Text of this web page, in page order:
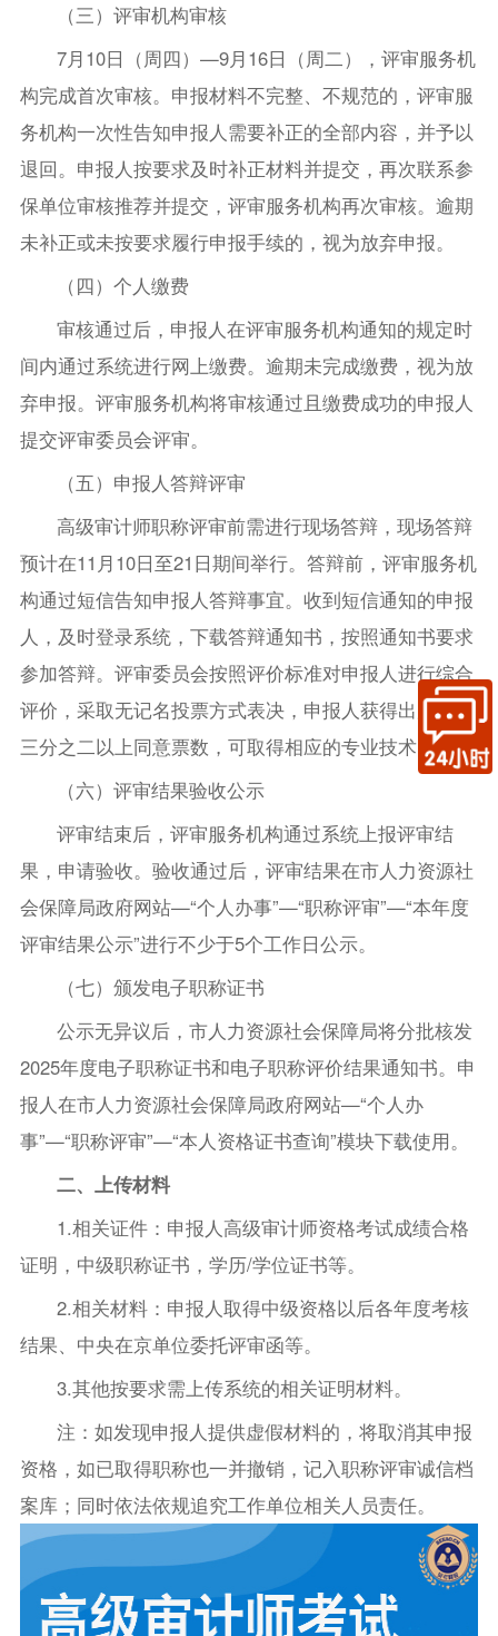
（三）评审机构审核
7月10日（周四）—9月16日（周二），评审服务机
构完成首次审核。申报材料不完整、不规范的，评审服
务机构一次性告知申报人需要补正的全部内容，并予以
退回。申报人按要求及时补正材料并提交，再次联系参
保单位审核推荐并提交，评审服务机构再次审核。逾期
未补正或未按要求履行申报手续的，视为放弃申报。
（四）个人缴费
审核通过后，申报人在评审服务机构通知的规定时
间内通过系统进行网上缴费。逾期未完成缴费，视为放
弃申报。评审服务机构将审核通过且缴费成功的申报人
提交评审委员会评审。
（五）申报人答辩评审
高级审计师职称评审前需进行现场答辩，现场答辩
预计在11月10日至21日期间举行。答辩前，评审服务机
构通过短信告知申报人答辩事宜。收到短信通知的申报
人，及时登录系统，下载答辩通知书，按照通知书要求
参加答辩。评审委员会按照评价标准对申报人进行综合
评价，采取无记名投票方式表决，申报人获得出席委员
三分之二以上同意票数，可取得相应的专业技术资格。
（六）评审结果验收公示
评审结束后，评审服务机构通过系统上报评审结
果，申请验收。验收通过后，评审结果在市人力资源社
会保障局政府网站—“个人办事”—“职称评审”—“本年度
评审结果公示”进行不少于5个工作日公示。
（七）颁发电子职称证书
公示无异议后，市人力资源社会保障局将分批核发
2025年度电子职称证书和电子职称评价结果通知书。申
报人在市人力资源社会保障局政府网站—“个人办
事”—“职称评审”—“本人资格证书查询”模块下载使用。
二、上传材料
1.相关证件：申报人高级审计师资格考试成绩合格
证明，中级职称证书，学历/学位证书等。
2.相关材料：申报人取得中级资格以后各年度考核
结果、中央在京单位委托评审函等。
3.其他按要求需上传系统的相关证明材料。
注：如发现申报人提供虚假材料的，将取消其申报
资格，如已取得职称也一并撤销，记入职称评审诚信档
案库；同时依法依规追究工作单位相关人员责任。